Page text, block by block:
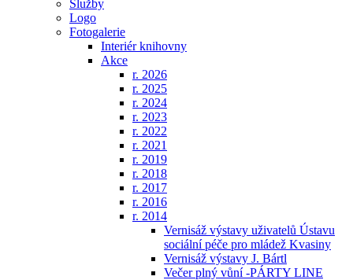
Služby
Logo
Fotogalerie
Interiér knihovny
Akce
r. 2026
r. 2025
r. 2024
r. 2023
r. 2022
r. 2021
r. 2019
r. 2018
r. 2017
r. 2016
r. 2014
Vernisáž výstavy uživatelů Ústavu
sociální péče pro mládež Kvasiny
Vernisáž výstavy J. Bártl
Večer plný vůní -PÁRTY LINE